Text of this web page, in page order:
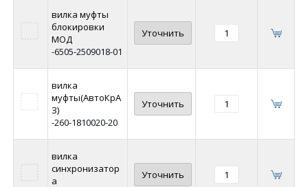
вилка муфты
блокировки
МОД
-6505-2509018-01
Уточнить
вилка
муфты(АвтоКрА
З)
-260-1810020-20
Уточнить
вилка
синхронизатор
а
Уточнить